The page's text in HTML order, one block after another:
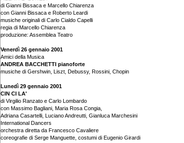
di Gianni Bissaca e Marcello Chiarenza
con Gianni Bissaca e Roberto Leardi
musiche originali di Carlo Cialdo Capelli
regia di Marcello Chiarenza
produzione: Assemblea Teatro
Venerdì 26 gennaio 2001
Amici della Musica
ANDREA BACCHETTI pianoforte
musiche di Gershwin, Liszt, Debussy, Rossini, Chopin
Lunedì 29 gennaio 2001
CIN CI LA'
di Virgilio Ranzato e Carlo Lombardo
con Massimo Bagliani, Maria Rosa Congia,
Adriana Casartelli, Luciano Andreutti, Gianluca Marchesini
International Dancers
orchestra diretta da Francesco Cavaliere
coreografie di Serge Manguette, costumi di Eugenio Girardi